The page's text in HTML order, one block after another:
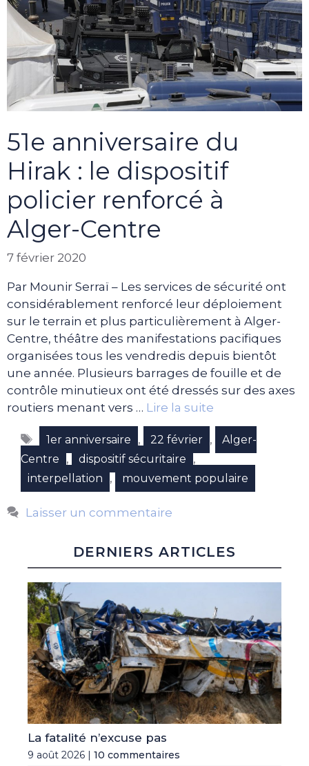
51e anniversaire du
Hirak : le dispositif
policier renforcé à
Alger-Centre
7 février 2020
Par Mounir Serraï – Les services de sécurité ont
considérablement renforcé leur déploiement
sur le terrain et plus particulièrement à Alger-
Centre, théâtre des manifestations pacifiques
organisées tous les vendredis depuis bientôt
une année. Plusieurs barrages de fouille et de
contrôle minutieux ont été dressés sur des axes
routiers menant vers … Lire la suite
Étiquettes
1er anniversaire , 22 février ,
Alger-
Centre
, dispositif sécuritaire ,
interpellation , mouvement populaire
Laisser un commentaire
DERNIERS ARTICLES
La fatalité n’excuse pas
9 août 2026 | 10 commentaires